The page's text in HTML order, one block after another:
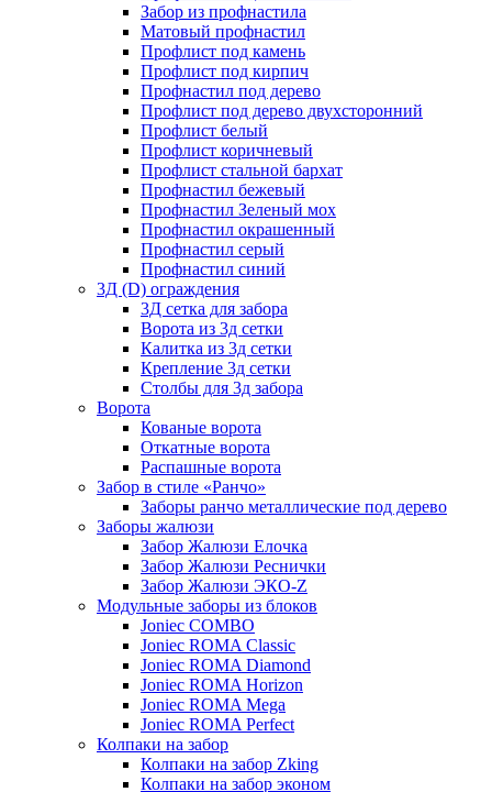
Забор из профнастила
Матовый профнастил
Профлист под камень
Профлист под кирпич
Профнастил под дерево
Профлист под дерево двухсторонний
Профлист белый
Профлист коричневый
Профлист стальной бархат
Профнастил бежевый
Профнастил Зеленый мох
Профнастил окрашенный
Профнастил серый
Профнастил синий
3Д (D) ограждения
3Д сетка для забора
Ворота из 3д сетки
Калитка из 3д сетки
Крепление 3д сетки
Столбы для 3д забора
Ворота
Кованые ворота
Откатные ворота
Распашные ворота
Забор в стиле «Ранчо»
Заборы ранчо металлические под дерево
Заборы жалюзи
Забор Жалюзи Елочка
Забор Жалюзи Реснички
Забор Жалюзи ЭКО-Z
Модульные заборы из блоков
Joniec COMBO
Joniec ROMA Classic
Joniec ROMA Diamond
Joniec ROMA Horizon
Joniec ROMA Mega
Joniec ROMA Perfect
Колпаки на забор
Колпаки на забор Zking
Колпаки на забор эконом